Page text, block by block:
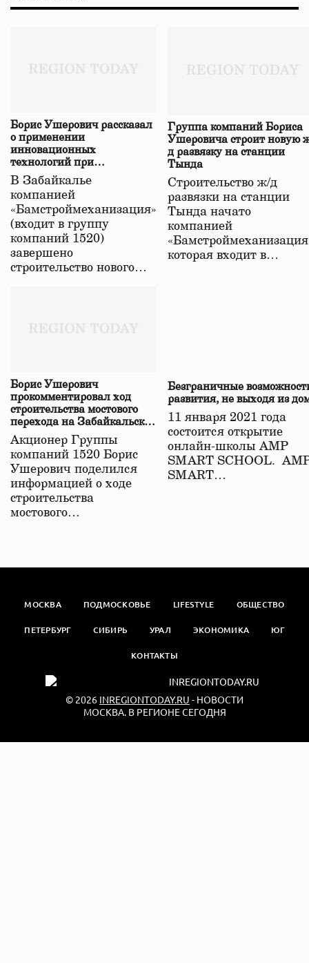
Борис Ушерович рассказал
о применении
инновационных
технологий при
строительстве нового моста
в Забайкалье
В Забайкалье
компанией
«Бамстроймеханизация»
(входит в группу
компаний 1520)
завершено
строительство нового…
Группа компаний Бориса
Ушеровича строит новую
д развязку на станции
Тында
Строительство ж/д
развязки на станции
Тында начато
компанией
которая входит в…
Борис Ушерович
прокомментировал ход
строительства мостового
перехода на Забайкальской
железной дороге
Акционер Группы
компаний 1520 Борис
Ушерович поделился
информацией о ходе
строительства
мостового…
Безграничные
развития, не выходя из
11 января 2021 года
состоится открытие
онлайн-школы АМР
SMART SCHOOL.
SMART…
МОСКВА ПОДМОСКОВЬЕ LIFESTYLE ОБЩЕСТВО
ПЕТЕРБУРГ СИБИРЬ УРАЛ ЭКОНОМИКА ЮГ
КОНТАКТЫ
© 2026 INREGIONTODAY.RU - НОВОСТИ
МОСКВА. В РЕГИОНЕ СЕГОДНЯ